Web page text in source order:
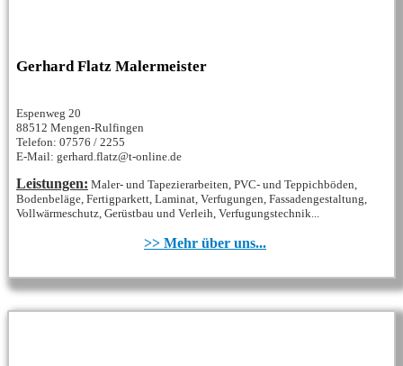
Gerhard Flatz Malermeister
Espenweg 20
88512 Mengen-Rulfingen
Telefon: 07576 / 2255
E-Mail: gerhard.flatz@t-online.de
Leistungen: Maler- und Tapezierarbeiten, PVC- und Teppichböden,
Bodenbeläge, Fertigparkett, Laminat, Verfugungen, Fassadengestaltung,
Vollwärmeschutz, Gerüstbau und Verleih, Verfugungstechnik...
>> Mehr über uns...